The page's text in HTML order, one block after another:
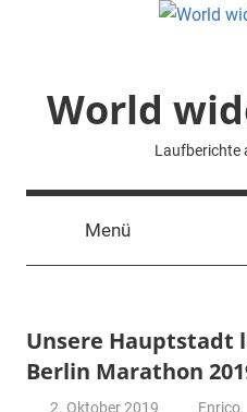
World
Laufberichte
Menü
Unsere Hauptstadt
Berlin Marathon
2. Oktober 2019 Enrico